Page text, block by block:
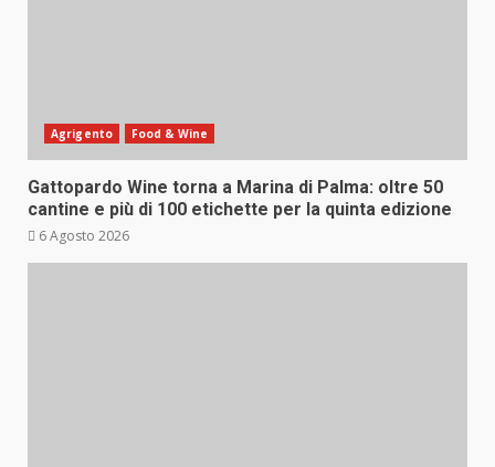
Agrigento Food & Wine
Gattopardo Wine torna a Marina di Palma: oltre 50
cantine e più di 100 etichette per la quinta edizione
6 Agosto 2026